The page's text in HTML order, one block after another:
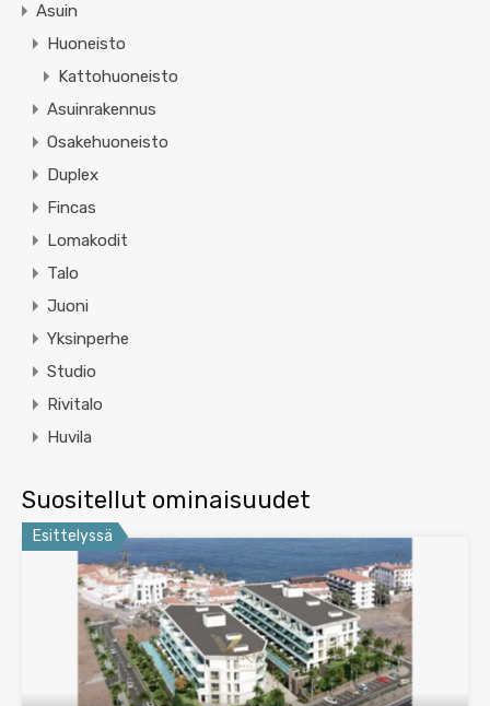
Asuin
Huoneisto
Kattohuoneisto
Asuinrakennus
Osakehuoneisto
Duplex
Fincas
Lomakodit
Talo
Juoni
Yksinperhe
Studio
Rivitalo
Huvila
Suositellut ominaisuudet
Esittelyssä